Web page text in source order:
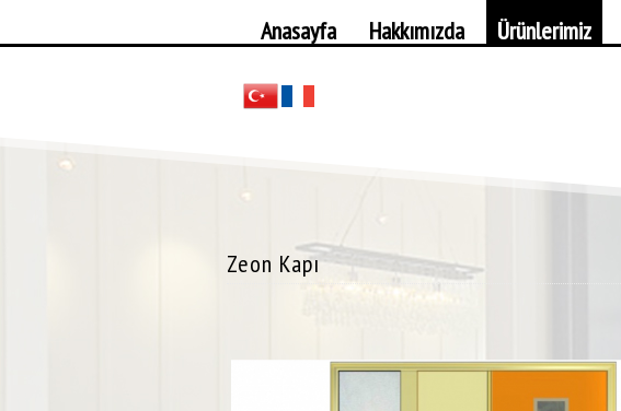
Anasayfa Hakkımızda Ürünlerimiz
Zeon Kapı